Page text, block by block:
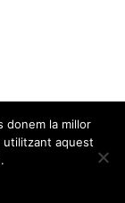
donem la millor
utilitzant aquest